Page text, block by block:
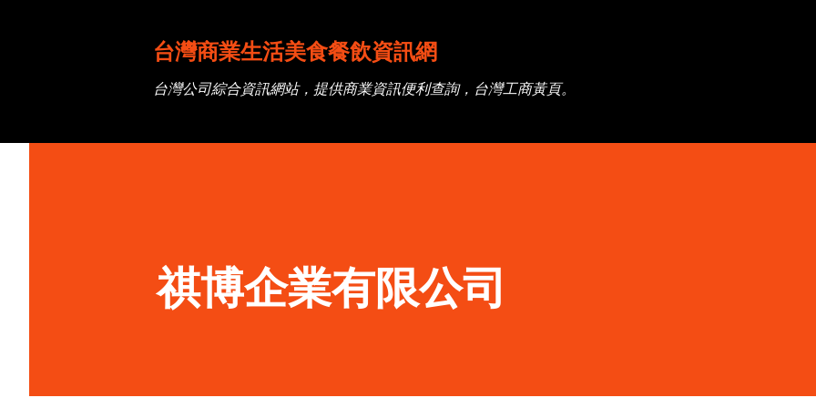
台灣商業生活美食餐飲資訊網
台灣公司綜合資訊網站，提供商業資訊便利查詢，台灣工商黃頁。
祺博企業有限公司